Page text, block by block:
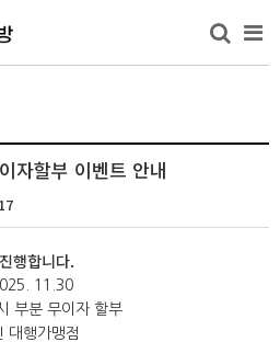
자할부 이벤트 안내
행합니다.
11.30
부분 무이자 할부
대행가맹점